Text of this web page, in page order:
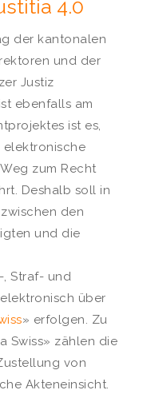
4.0
der kantonalen
und der
Justiz
ebenfalls am
ist es,
elektronische
zum Recht
Deshalb soll in
den
und die
Straf- und
über
» erfolgen. Zu
Swiss» zählen die
von
Akteneinsicht.